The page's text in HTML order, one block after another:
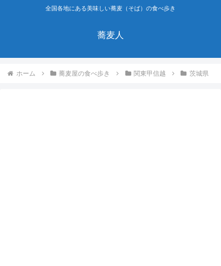
全国各地にある美味しい蕎麦（そば）の食べ歩き
蕎麦人
ホーム 蕎麦屋の食べ歩き 関東甲信越 茨城県